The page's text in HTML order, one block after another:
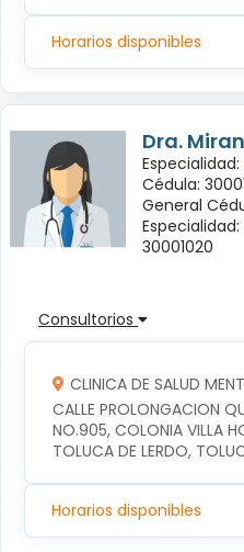
Horarios disponibles
Dra.
Cédula:
General
30001020
Consultorios
CLINICA DE SALUD
CALLE PROLONGACION
NO.905, COLONIA VILLA
TOLUCA DE LERDO,
Horarios disponibles